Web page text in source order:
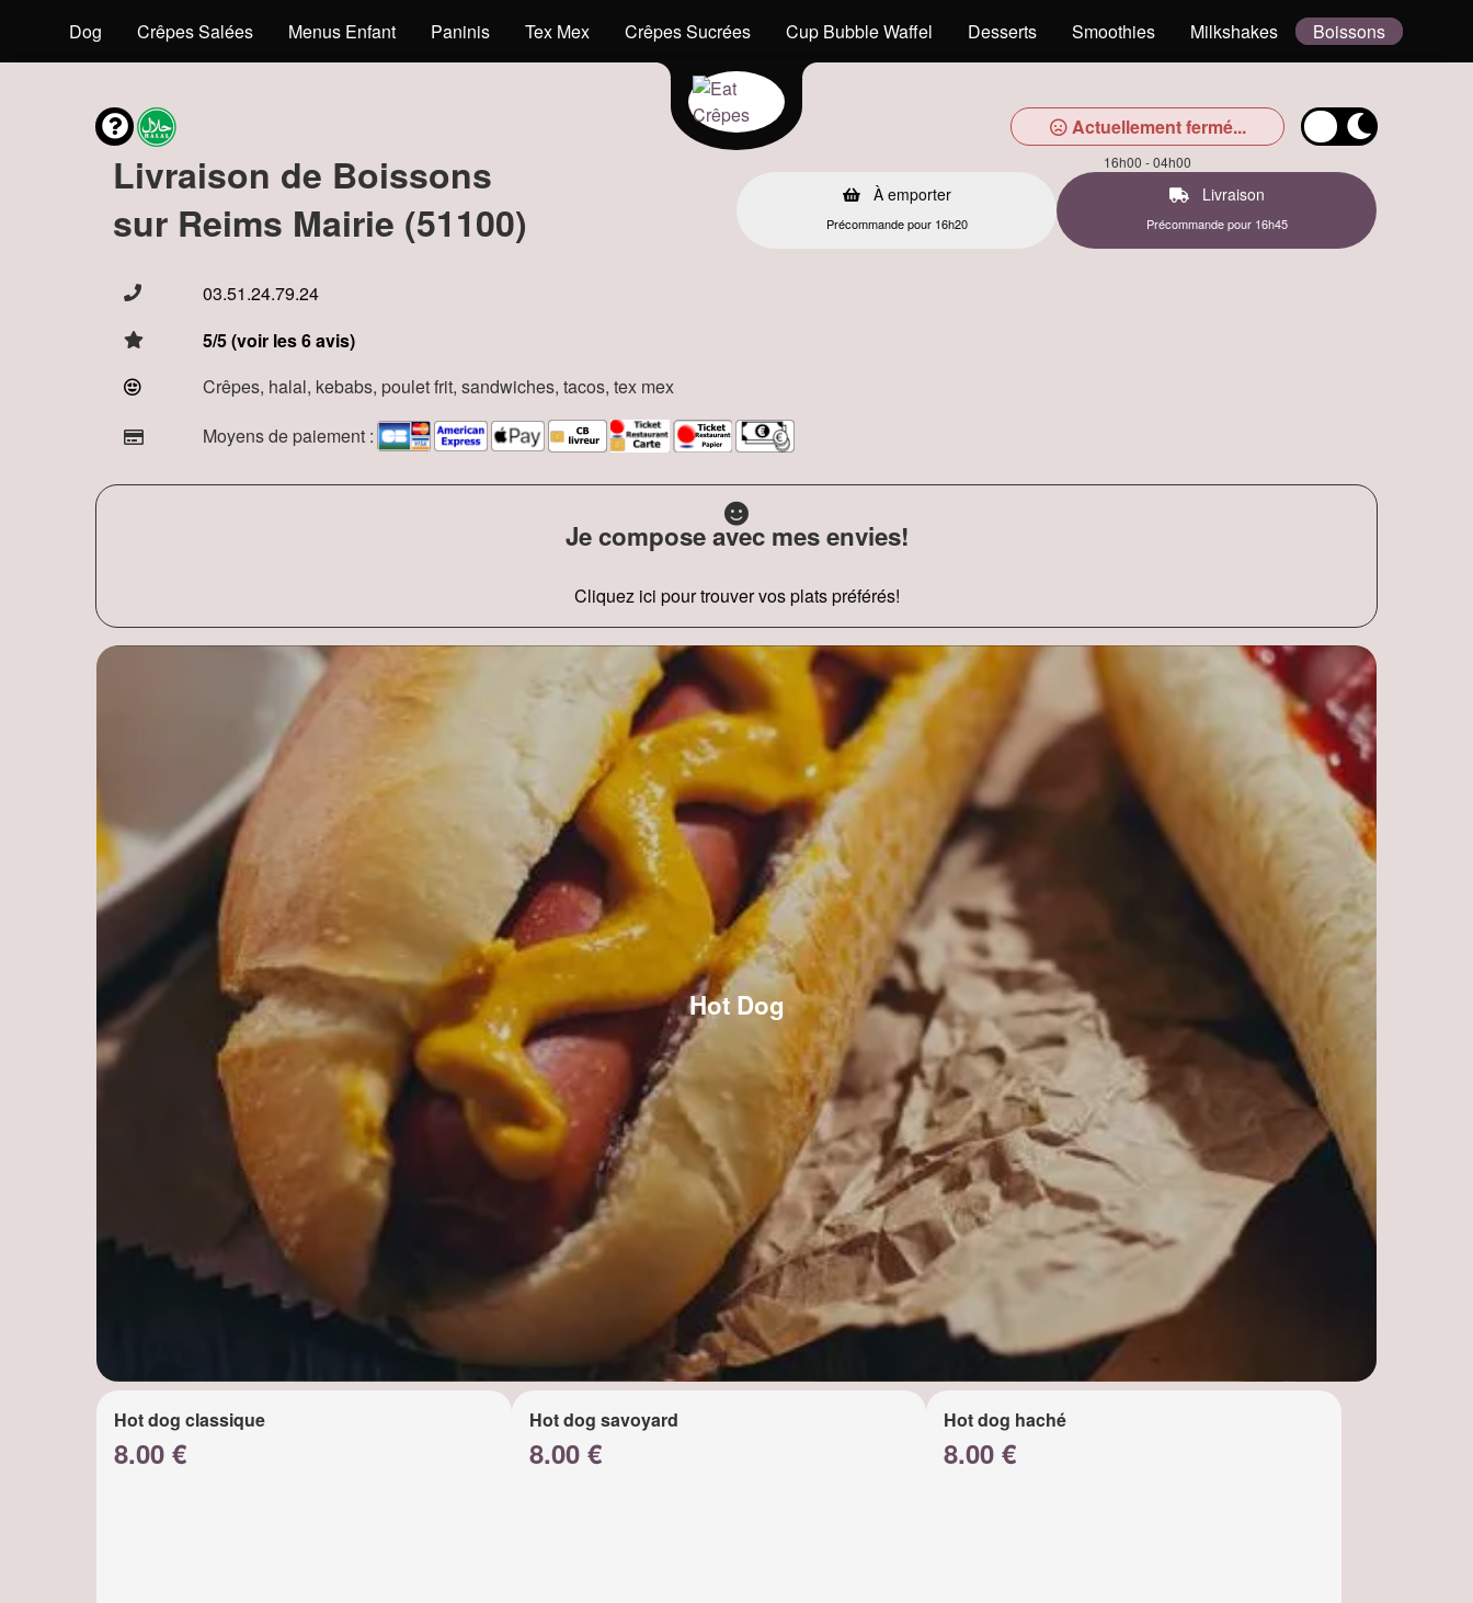
Hot Dog Crêpes Salées Menus Enfant Paninis Tex Mex Crêpes Sucrées Cup Bubble Waffel Desserts Smoothies Milkshakes Boissons
Actuellement fermé...
16h00 - 04h00
Livraison de Boissons
sur Reims Mairie (51100)
À emporter
Précommande pour 16h20
Livraison
Précommande pour 16h45
03.51.24.79.24
5/5 (voir les 6 avis)
Crêpes, halal, kebabs, poulet frit, sandwiches, tacos, tex mex
Moyens de paiement :
Je compose avec mes envies!
Cliquez ici pour trouver vos plats préférés!
Hot Dog
Hot dog classique
8.00 €
Hot dog savoyard
8.00 €
Hot dog haché
8.00 €